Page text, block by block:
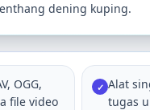
dening kuping.
OGG,
file video
✓ Alat
tugas